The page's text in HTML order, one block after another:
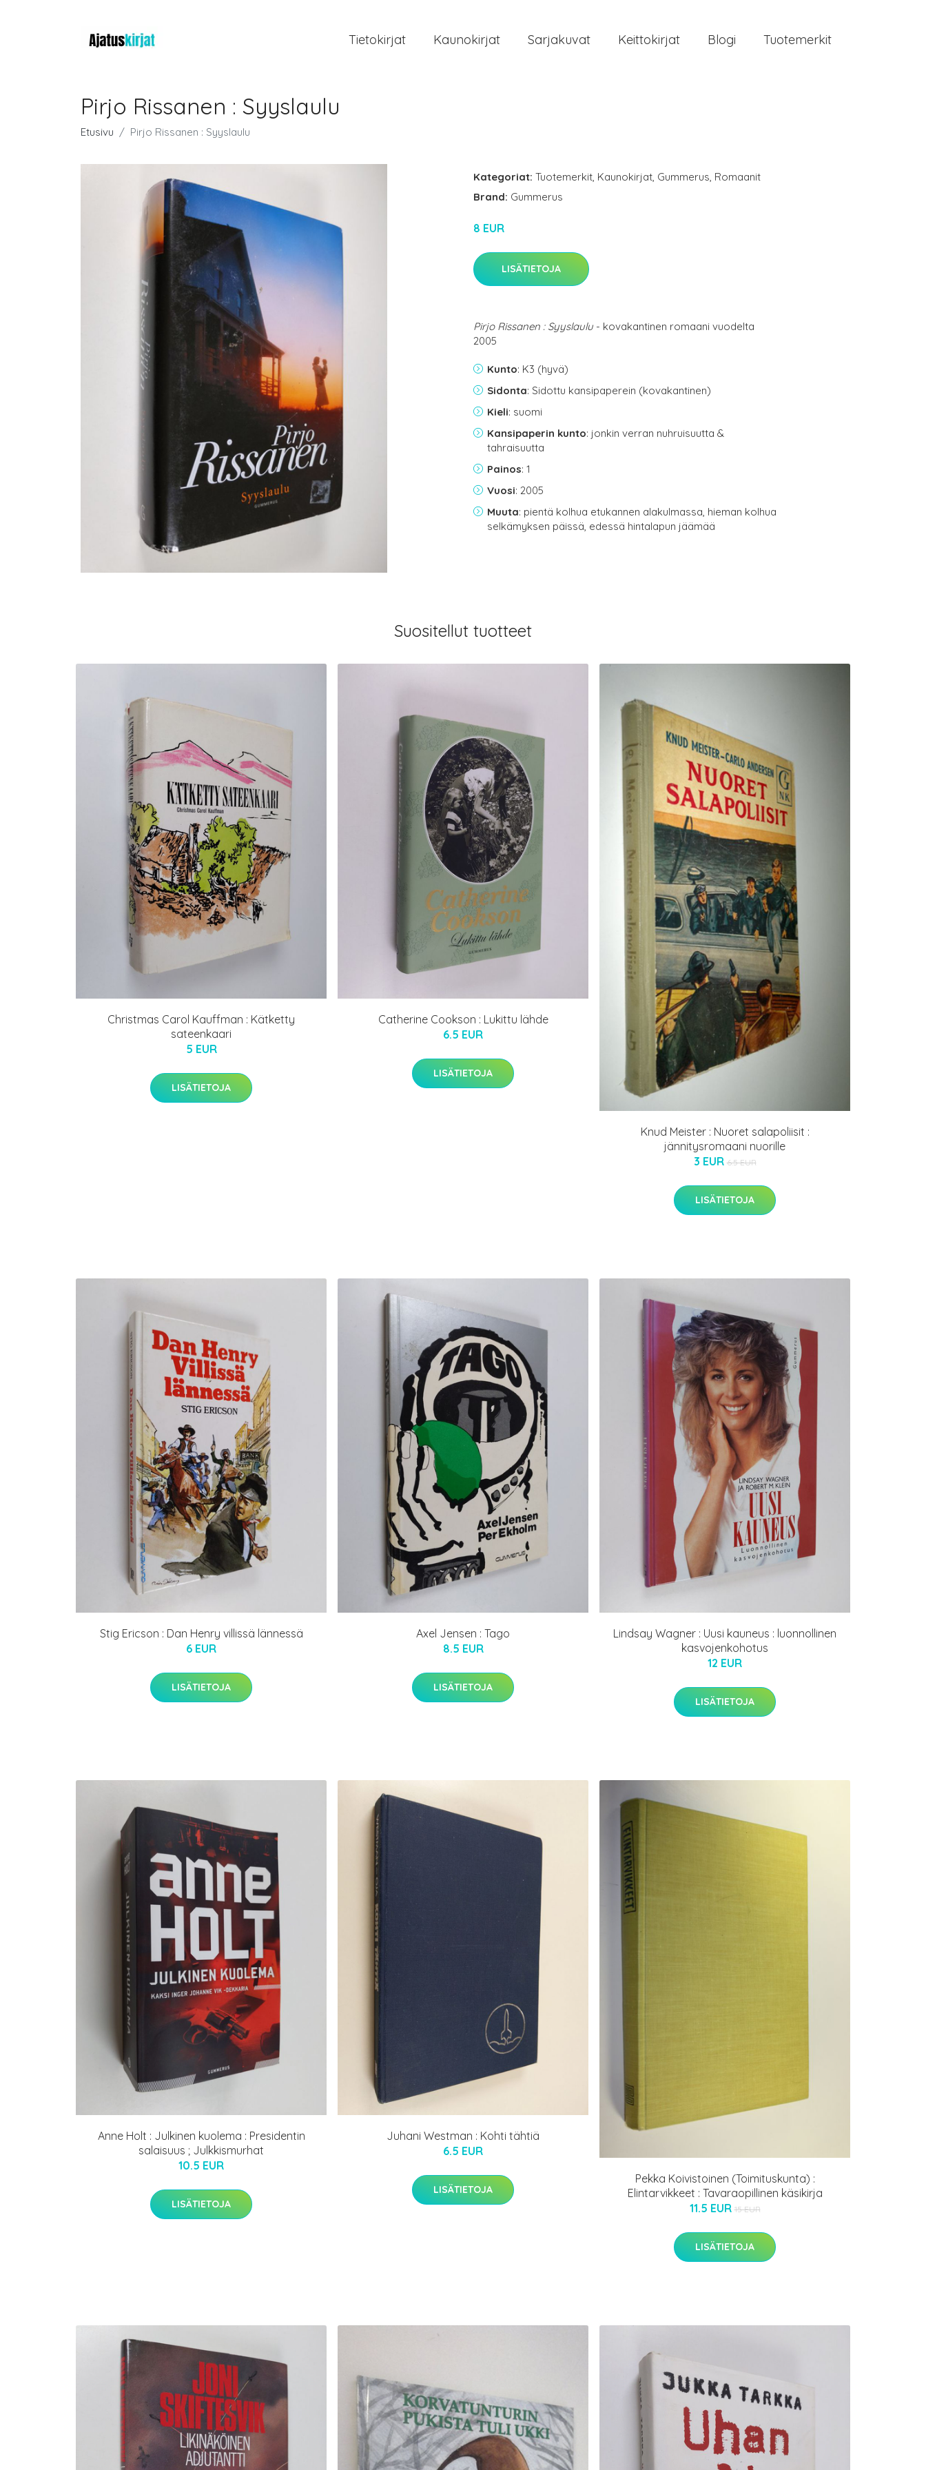
Tietokirjat Kaunokirjat Sarjakuvat Keittokirjat Blogi Tuotemerkit
Pirjo Rissanen : Syyslaulu
Etusivu Pirjo Rissanen : Syyslaulu
Kategoriat: Tuotemerkit, Kaunokirjat, Gummerus, Romaanit
Brand: Gummerus
8 EUR
LISÄTIETOJA
Pirjo Rissanen : Syyslaulu - kovakantinen romaani vuodelta
2005
Kunto: K3 (hyvä)
Sidonta: Sidottu kansipaperein (kovakantinen)
Kieli: suomi
Kansipaperin kunto: jonkin verran nuhruisuutta &
tahraisuutta
Painos: 1
Vuosi: 2005
Muuta: pientä kolhua etukannen alakulmassa, hieman kolhua
selkämyksen päissä, edessä hintalapun jäämää
Suositellut tuotteet
Christmas Carol Kauffman : Kätketty
sateenkaari
5 EUR
LISÄTIETOJA
Catherine Cookson : Lukittu lähde
6.5 EUR
LISÄTIETOJA
Knud Meister : Nuoret salapoliisit :
jännitysromaani nuorille
3 EUR 6.5 EUR
LISÄTIETOJA
Stig Ericson : Dan Henry villissä lännessä
6 EUR
LISÄTIETOJA
Axel Jensen : Tago
8.5 EUR
LISÄTIETOJA
Lindsay Wagner : Uusi kauneus : luonnollinen
kasvojenkohotus
12 EUR
LISÄTIETOJA
Anne Holt : Julkinen kuolema : Presidentin
salaisuus ; Julkkismurhat
10.5 EUR
LISÄTIETOJA
Juhani Westman : Kohti tähtiä
6.5 EUR
LISÄTIETOJA
Pekka Koivistoinen (Toimituskunta) :
Elintarvikkeet : Tavaraopillinen käsikirja
11.5 EUR 15 EUR
LISÄTIETOJA